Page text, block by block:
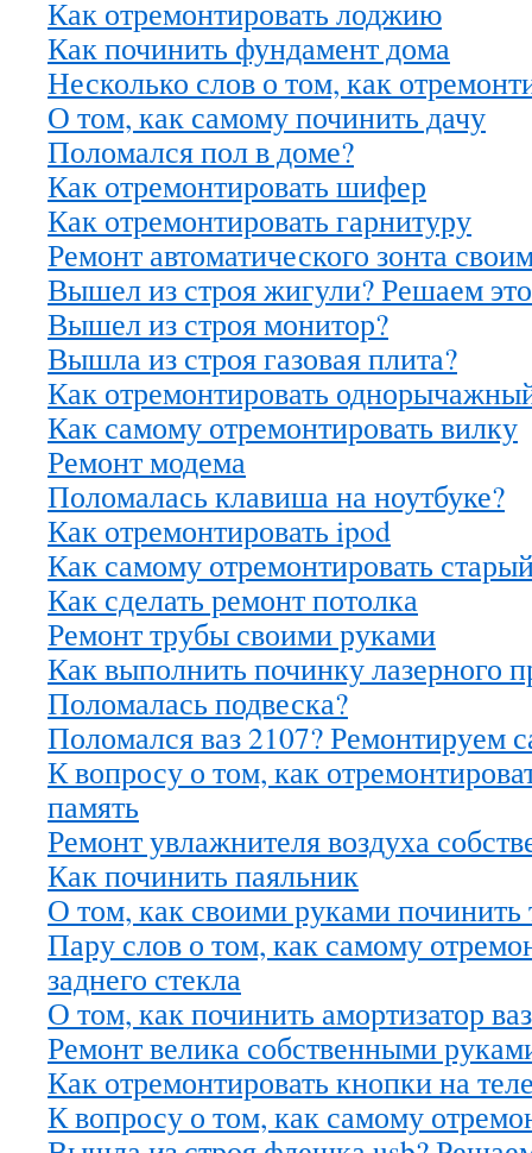
Как отремонтировать лоджию
Как починить фундамент дома
Несколько слов о том, как
О том, как самому починить дачу
Поломался пол в доме?
Как отремонтировать шифер
Как отремонтировать гарнитуру
Ремонт автоматического зонта
Вышел из строя жигули? Решаем
Вышел из строя монитор?
Вышла из строя газовая плита?
Как отремонтировать
Как самому отремонтировать вилку
Ремонт модема
Поломалась клавиша на ноутбуке?
Как отремонтировать ipod
Как самому отремонтировать
Как сделать ремонт потолка
Ремонт трубы своими руками
Как выполнить починку лазерного
Поломалась подвеска?
Поломался ваз 2107? Ремонтируем
К вопросу о том, как
память
Ремонт увлажнителя воздуха
Как починить паяльник
О том, как своими руками починить
Пару слов о том, как самому
заднего стекла
О том, как починить амортизатор ваз
Ремонт велика собственными
Как отремонтировать кнопки на
К вопросу о том, как самому